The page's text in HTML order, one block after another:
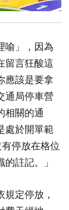
喻」，因為
留言狂酸這
應該是要拿
通局停車營
相關的通
處於開單範
停放在格位
註記。」
定停放，